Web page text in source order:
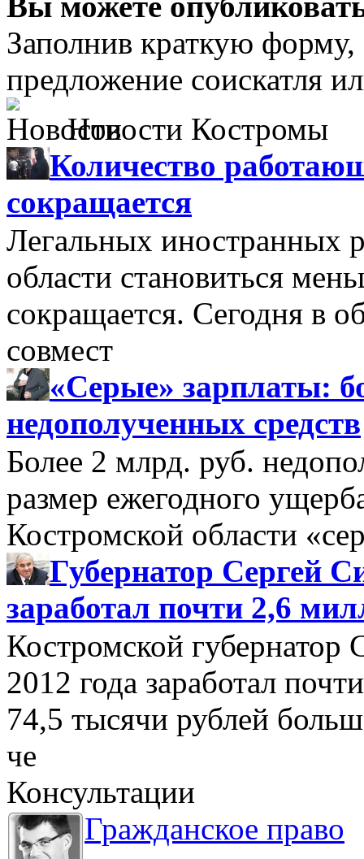
Заполнив краткую
предложение соискатля
Новости Костромы
Количество
сокращается
Легальных иностранных
области становиться
сокращается. Сегодня в
совмест
«Серые» зарплаты:
недополученных средств
Более 2 млрд. руб.
размер ежегодного
Костромской области
Губернатор Сергей
заработал почти 2,6
Костромской губернатор
2012 года заработал
74,5 тысячи рублей
че
Консультации
Гражданское право